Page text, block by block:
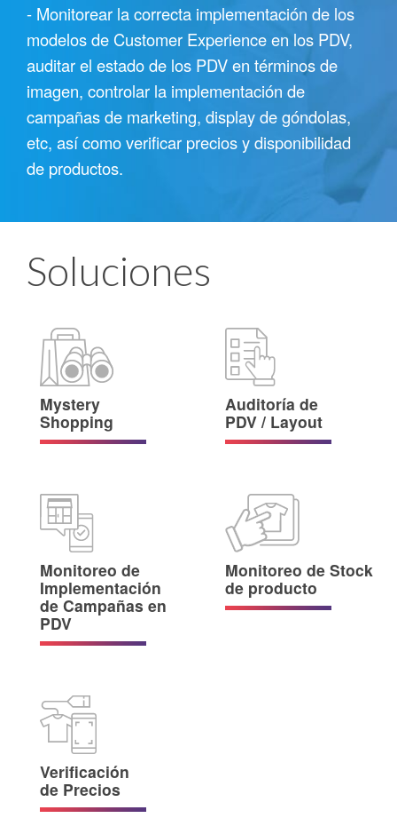
- Monitorear la correcta implementación de los
modelos de Customer Experience en los PDV,
auditar el estado de los PDV en términos de
imagen, controlar la implementación de
campañas de marketing, display de góndolas,
etc, así como verificar precios y disponibilidad
de productos.
Soluciones
Mystery
Shopping
Auditoría de
PDV / Layout
Monitoreo de
Implementación
de Campañas en
PDV
Monitoreo de Stock
de producto
Verificación
de Precios